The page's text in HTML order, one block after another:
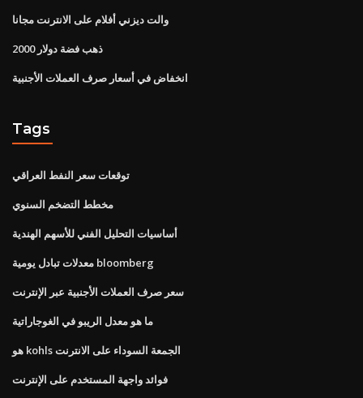
والت ديزني أفلام على الانترنت مجانا
ذهب فضة دولار 2000
انخفاض في أسعار صرف العملات الأجنبية
Tags
توقعات سعر النفط العراقي
مخطط التضخم السنوي
أساسيات التحليل الفني للأسهم الهندية
معدلات تبادل يومية bloomberg
سعر صرف العملات الأجنبية عبر الإنترنت
ما هو معدل الريبو في الغوجاراتية
هو kohls الجمعة السوداء على الانترنت
فوائد واجهة المستخدم على الإنترنت